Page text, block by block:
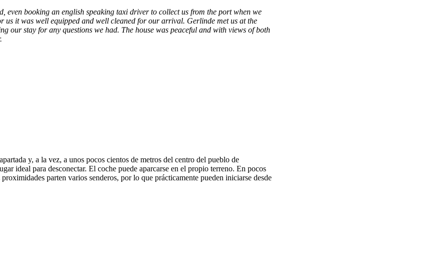
booking an english speaking taxi driver to collect us from the port when we
it was well equipped and well cleaned for our arrival. Gerlinde met us at the
our stay for any questions we had. The house was peaceful and with views of both
y, a la vez, a unos pocos cientos de metros del centro del pueblo de
ideal para desconectar. El coche puede aparcarse en el propio terreno. En pocos
proximidades parten varios senderos, por lo que prácticamente pueden iniciarse desde